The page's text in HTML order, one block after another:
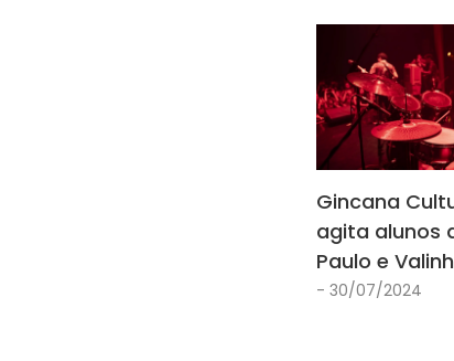
Gincana
agita alunos
Paulo e
- 30/07/2024